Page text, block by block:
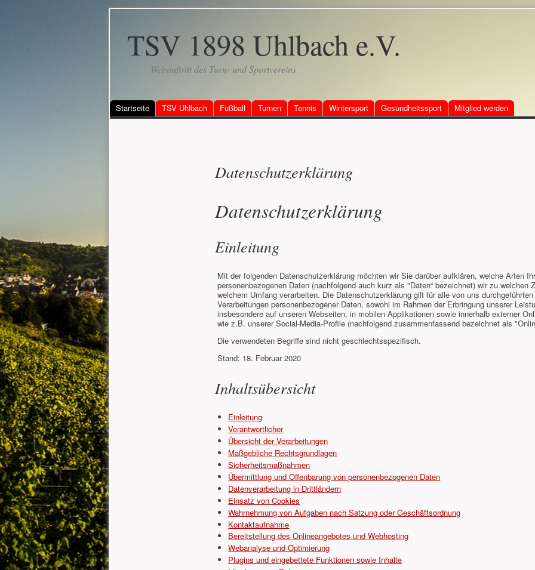
TSV 1898 Uhlbach e.V.
Webauftritt des Turn- und Sportvereins
Startseite TSV Uhlbach Fußball Turnen Tennis Wintersport Gesundheitssport
Mitglied werden
Datenschutzerklärung
Datenschutzerklärung
Einleitung
Mit der folgenden Datenschutzerklärung möchten wir Sie darüber aufklären, welche Arten
personenbezogenen Daten (nachfolgend auch kurz als "Daten“ bezeichnet) wir zu welchen
welchem Umfang verarbeiten. Die Datenschutzerklärung gilt für alle von uns durchgeführten
Verarbeitungen personenbezogener Daten, sowohl im Rahmen der Erbringung unserer
insbesondere auf unseren Webseiten, in mobilen Applikationen sowie innerhalb externer
wie z.B. unserer Social-Media-Profile (nachfolgend zusammenfassend bezeichnet als
Die verwendeten Begriffe sind nicht geschlechtsspezifisch.
Stand: 18. Februar 2020
Inhaltsübersicht
Einleitung
Verantwortlicher
Übersicht der Verarbeitungen
Maßgebliche Rechtsgrundlagen
Sicherheitsmaßnahmen
Übermittlung und Offenbarung von personenbezogenen Daten
Datenverarbeitung in Drittländern
Einsatz von Cookies
Wahrnehmung von Aufgaben nach Satzung oder Geschäftsordnung
Kontaktaufnahme
Bereitstellung des Onlineangebotes und Webhosting
Webanalyse und Optimierung
Plugins und eingebettete Funktionen sowie Inhalte